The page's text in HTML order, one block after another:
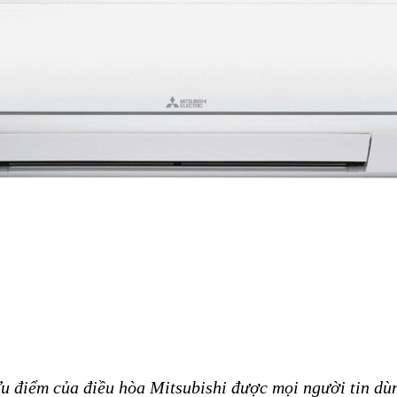
điểm của điều hòa Mitsubishi được mọi người tin